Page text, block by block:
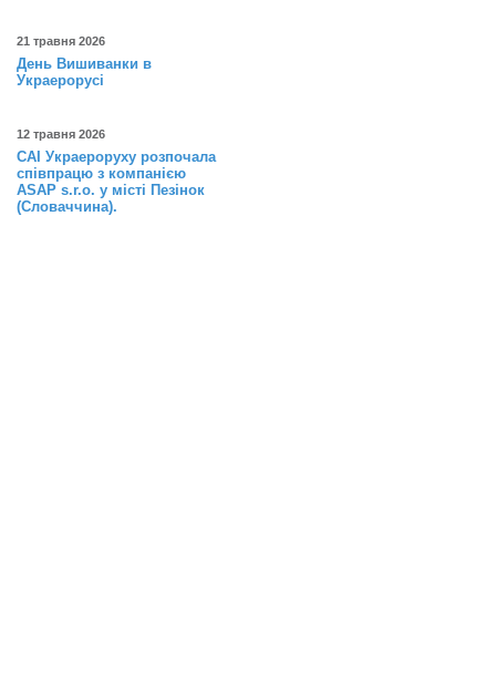
21 травня 2026
День Вишиванки в
Украерорусі
12 травня 2026
САІ Украероруху розпочала
співпрацю з компанією
ASAP s.r.o. у місті Пезінок
(Словаччина).